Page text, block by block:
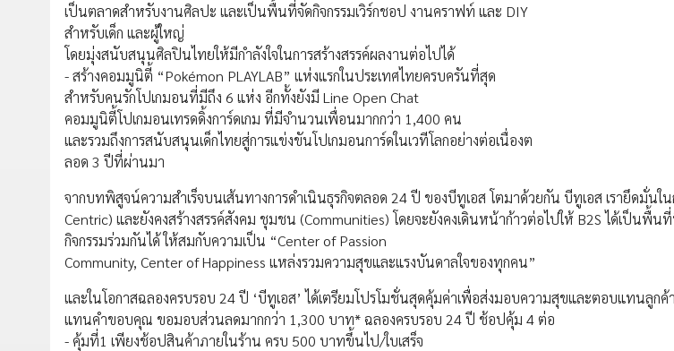
เป็นตลาดสำหรับงานศิลปะ และเป็นพื้นที่จัดกิจกรรมเวิร์กชอป งานคราฟท์ และ DIY
สำหรับเด็ก และผู้ใหญ่
โดยมุ่งสนับสนุนศิลปินไทยให้มีกำลังใจในการสร้างสรรค์ผลงานต่อไปได้
- สร้างคอมมูนิตี้ “Pokémon PLAYLAB” แห่งแรกในประเทศไทยครบครันที่สุด
สำหรับคนรักโปเกมอนที่มีถึง 6 แห่ง อีกทั้งยังมี Line Open Chat
คอมมูนิตี้โปเกมอนเทรดดิ้งการ์ดเกม ที่มีจำนวนเพื่อนมากกว่า 1,400 คน
และรวมถึงการสนับสนุนเด็กไทยสู่การแข่งขันโปเกมอนการ์ดในเวทีโลกอย่างต่อเนื่องต
ลอด 3 ปีที่ผ่านมา
จากบทพิสูจน์ความสำเร็จบนเส้นทางการดำเนินธุรกิจตลอด 24 ปี ของบีทูเอส โตมาด้วยกัน บีทูเอส เรายึดมั่นใน
Centric) และยังคงสร้างสรรค์สังคม ชุมชน (Communities) โดยจะยังคงเดินหน้าก้าวต่อไปให้ B2S ได้เป็นพื้
กิจกรรมร่วมกันได้ ให้สมกับความเป็น “Center of Passion
Community, Center of Happiness แหล่งรวมความสุขและแรงบันดาลใจของทุกคน​”
และในโอกาสฉลองครบรอบ 24 ปี ‘บีทูเอส’ ได้เตรียมโปรโมชั่นสุดคุ้มค่าเพื่อส่งมอบความสุขและตอบแทนลูก
แทนคำขอบคุณ ขอมอบส่วนลดมากกว่า 1,300 บาท* ฉลองครบรอบ 24 ปี ช้อปคุ้ม 4 ต่อ
- คุ้มที่1 เพียงช้อปสินค้าภายในร้าน ครบ 500 บาทขึ้นไป/ใบเสร็จ